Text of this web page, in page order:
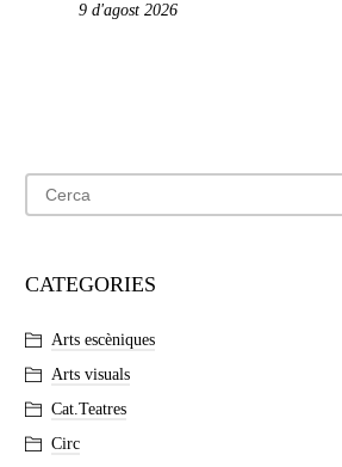
9 d'agost 2026
CATEGORIES
Arts escèniques
Arts visuals
Cat.Teatres
Circ